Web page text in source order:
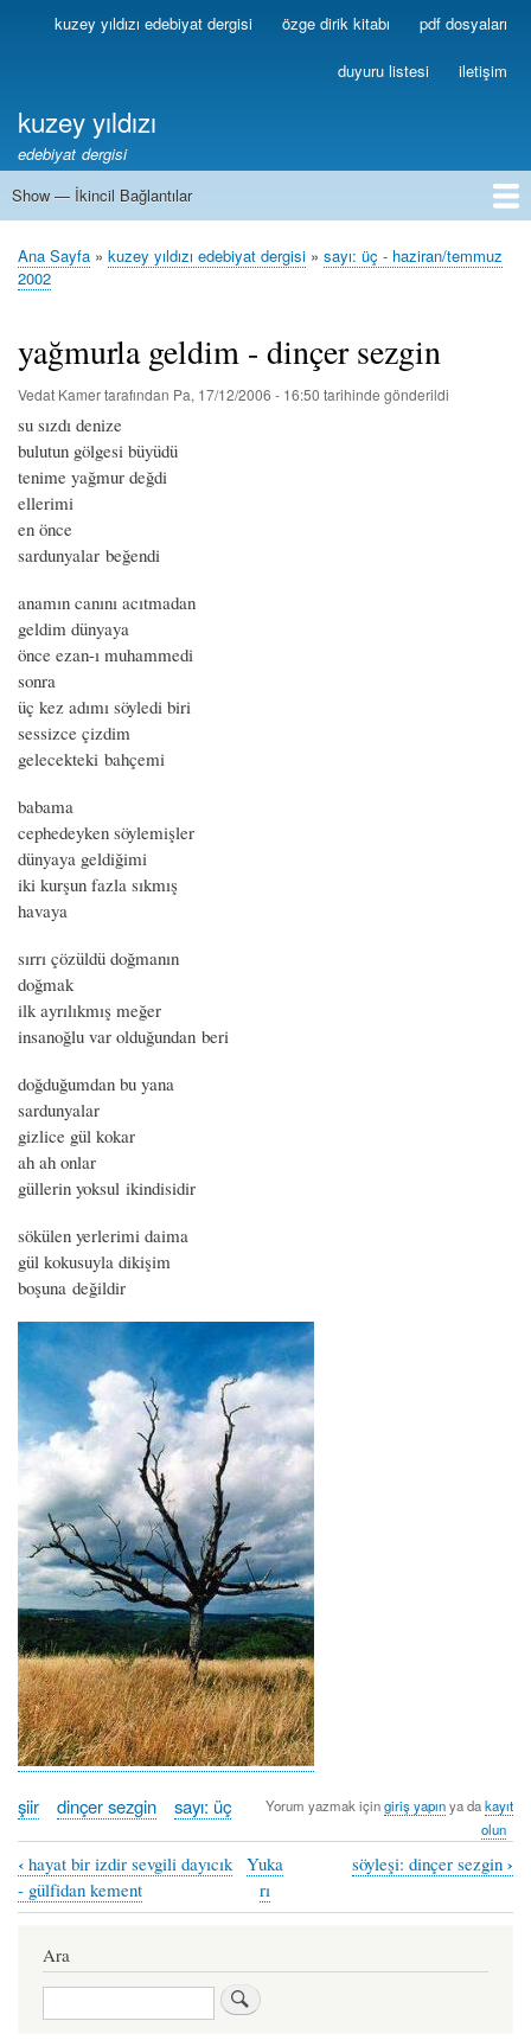
Ana
içeriğe
Birincilkuzey yıldızı edebiyat dergisi özge dirik kitabı pdf dosyaları
duyuru listesi iletişim
kuzey yıldızı
edebiyat dergisi
İkincil
Show — İkincil Bağlantılar
1
2
3
4
5
6
7
8
9
10
11
12
13
Sayfa
Ana Sayfa kuzey yıldızı edebiyat dergisi
sayı: üç - haziran/temmuz
2002
yağmurla geldim - dinçer sezgin
Vedat Kamertarafından Pa, 17/12/2006 - 16:50 tarihinde gönderildi
su sızdı denize
bulutun gölgesi büyüdü
tenime yağmur değdi
ellerimi
en önce
sardunyalar beğendi
anamın canını acıtmadan
geldim dünyaya
önce ezan-ı muhammedi
sonra
üç kez adımı söyledi biri
sessizce çizdim
gelecekteki bahçemi
babama
cephedeyken söylemişler
dünyaya geldiğimi
iki kurşun fazla sıkmış
havaya
sırrı çözüldü doğmanın
doğmak
ilk ayrılıkmış meğer
insanoğlu var olduğundan beri
doğduğumdan bu yana
sardunyalar
gizlice gül kokar
ah ah onlar
güllerin yoksul ikindisidir
sökülen yerlerimi daima
gül kokusuyla dikişim
boşuna değildir
şiir dinçer sezgin sayı: üç Yorum yazmak içingiriş yapınya dakayıt
olun
Book
traversal
links
for
yağmurla
‹ hayat bir izdir sevgili dayıcık
- gülfidan kement
Yuka
rı
söyleşi: dinçer sezgin ›
Ara
Ara